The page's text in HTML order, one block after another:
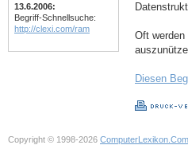
Oft werden
Diesen
13.6.2006:
Begriff-Schnellsuche:
http://clexi.com/ram
Copyright © 1998-2026 ComputerLexikon.Com